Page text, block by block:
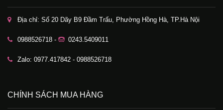
Địa chỉ: Số 20 Dãy B9 Đầm Trấu, Phường Hồng Hà, TP.Hà Nội
0988526718 - 0243.5409011
Zalo: 0977.417842 - 0988526718
CHÍNH SÁCH MUA HÀNG